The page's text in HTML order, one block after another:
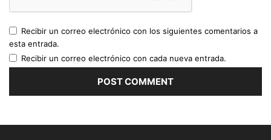
Recibir un correo electrónico con los siguientes comentarios a
esta entrada.
Recibir un correo electrónico con cada nueva entrada.